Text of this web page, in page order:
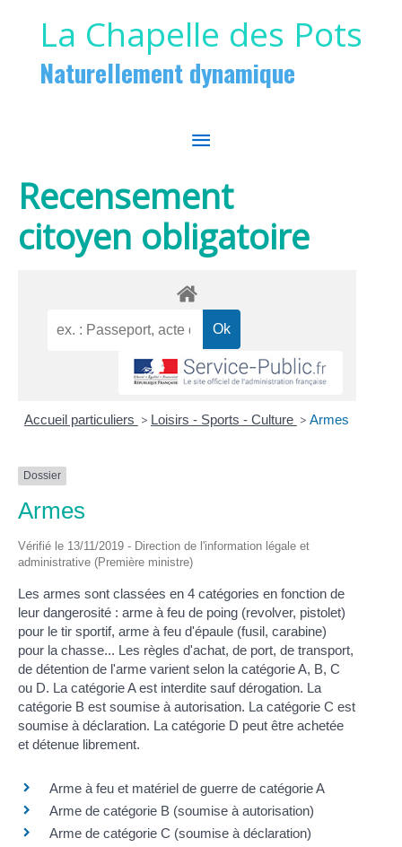
La Chapelle des Pots
Naturellement dynamique
MENU
PRINCIPAL
Recensement
citoyen obligatoire
Accueil particuliers > Loisirs - Sports - Culture > Armes
Dossier
Armes
Vérifié le 13/11/2019 - Direction de l'information légale et
administrative (Première ministre)
Les armes sont classées en 4 catégories en fonction de
leur dangerosité : arme à feu de poing (revolver, pistolet)
pour le tir sportif, arme à feu d'épaule (fusil, carabine)
pour la chasse... Les règles d'achat, de port, de transport,
de détention de l'arme varient selon la catégorie A, B, C
ou D. La catégorie A est interdite sauf dérogation. La
catégorie B est soumise à autorisation. La catégorie C est
soumise à déclaration. La catégorie D peut être achetée
et détenue librement.
Arme à feu et matériel de guerre de catégorie A
Arme de catégorie B (soumise à autorisation)
Arme de catégorie C (soumise à déclaration)